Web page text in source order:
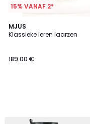
15% VANAF 2*
MJUS
Klassieke leren laarzen
189.00 €